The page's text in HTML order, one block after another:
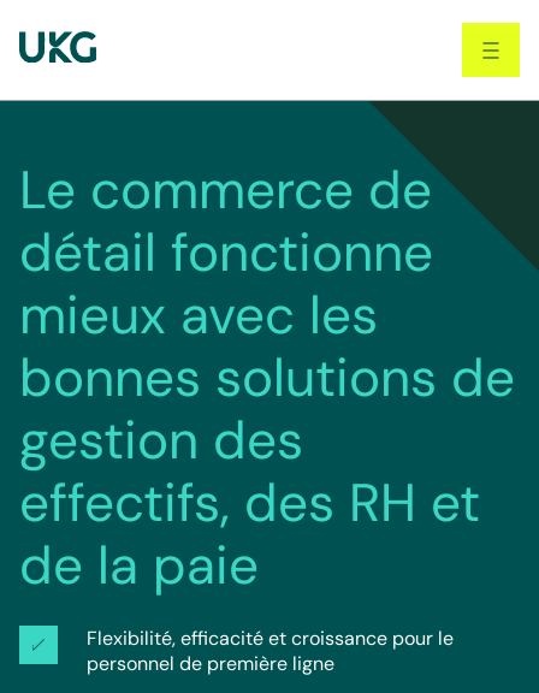
main
Le commerce de
détail fonctionne
mieux avec les
bonnes solutions de
gestion des
effectifs, des RH et
de la paie
Flexibilité, efficacité et croissance pour le
personnel de première ligne